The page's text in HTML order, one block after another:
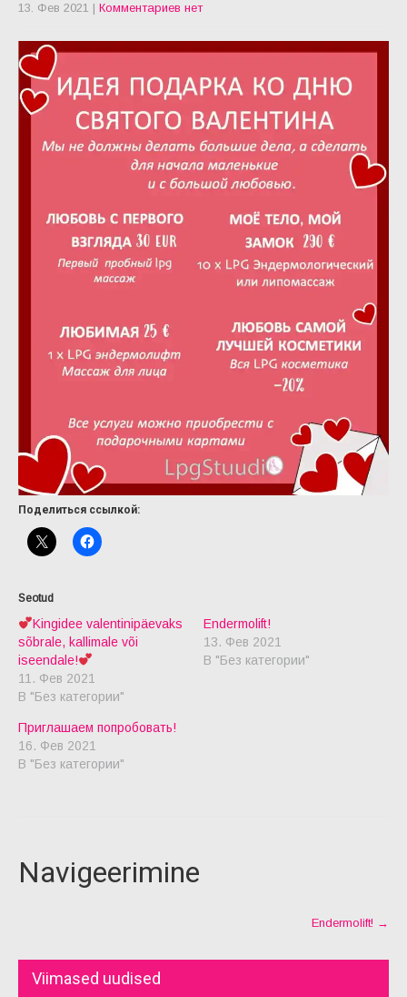
13. Фев 2021 | Комментариев нет
Поделиться ссылкой:
Kingidee valentinipäevaks
sõbrale, kallimale või
iseendale!
11. Фев 2021
В "Без категории"
Endermolift!
13. Фев 2021
В "Без категории"
Приглашаем попробовать!
16. Фев 2021
В "Без категории"
Navigeerimine
Endermolift! →
Viimased uudised